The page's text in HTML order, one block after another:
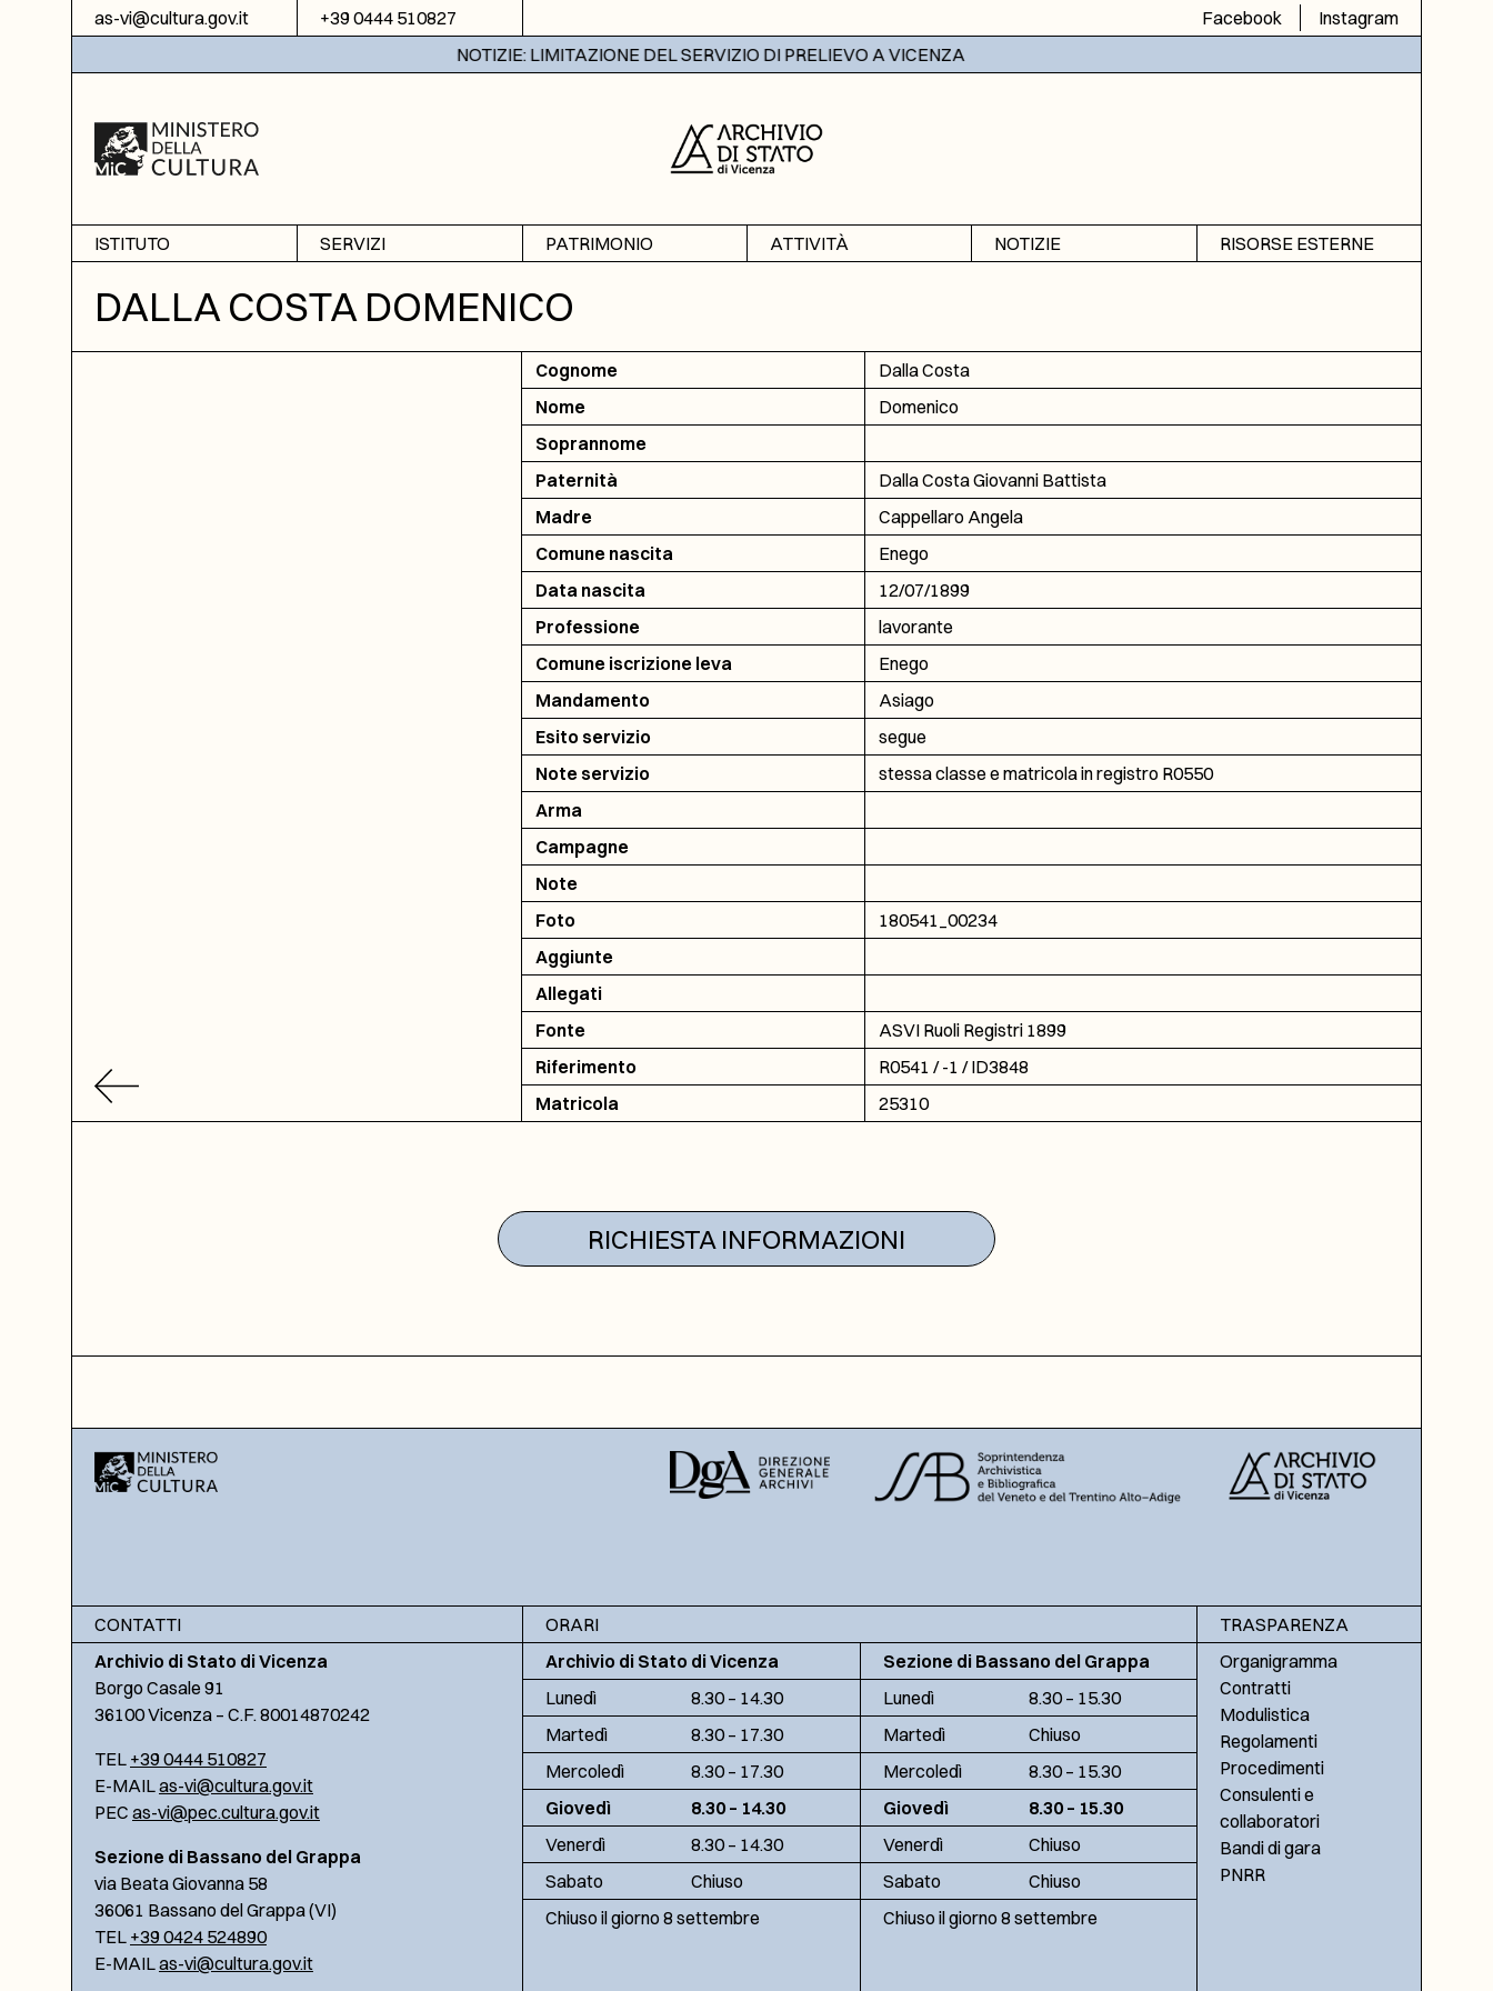
Vai al contenuto
as-vi@cultura.gov.it +39 0444 510827 Facebook
Instagram
NOTIZIE: LIMITAZIONE DEL SERVIZIO DI PRELIEVO A VICENZA
ISTITUTO
Informazioni
Sezione di Bassano del
SERVIZI
Ricerche
Fotoriproduzione
PATRIMONIO
Banche dati
ATTIVITÀ
NOTIZIE
RISORSE ESTERNE
DGA
ICAR
DALLA COSTA DOMENICO
Cognome
Dalla Costa
Nome
Domenico
Soprannome
Paternità
Dalla Costa Giovanni Battista
Madre
Cappellaro Angela
Comune nascita
Enego
Data nascita
12/07/1899
Professione
lavorante
Comune iscrizione leva
Enego
Mandamento
Asiago
Esito servizio
segue
Note servizio
stessa classe e matricola in registro R0550
Arma
Campagne
Note
Foto
180541_00234
Aggiunte
Allegati
Fonte
ASVI Ruoli Registri 1899
Riferimento
R0541 / -1 / ID3848
Matricola
25310
RICHIESTA INFORMAZIONI
CONTATTI
Archivio di Stato di Vicenza
Borgo Casale 91
36100 Vicenza – C.F. 80014870242
TEL +39 0444 510827
E-MAILas-vi@cultura.gov.it
PEC as-vi@pec.cultura.gov.it
Sezione di Bassano del Grappa
via Beata Giovanna 58
36061 Bassano del Grappa (VI)
TEL +39 0424 524890
E-MAILas-vi@cultura.gov.it
ORARI
Archivio di Stato di Vicenza
Lunedì
8.30 – 14.30
Martedì
8.30 – 17.30
Mercoledì
8.30 – 17.30
Giovedì
8.30 – 14.30
Venerdì
8.30 – 14.30
Sabato
Chiuso
Chiuso il giorno 8 settembre
Sezione di Bassano del Grappa
Lunedì
8.30 – 15.30
Martedì
Chiuso
Mercoledì
8.30 – 15.30
Giovedì
8.30 – 15.30
Venerdì
Chiuso
Sabato
Chiuso
Chiuso il giorno 8 settembre
TRASPARENZA
Organigramma
Contratti
Modulistica
Regolamenti
Procedimenti
Consulenti e
collaboratori
Bandi di gara
PNRR